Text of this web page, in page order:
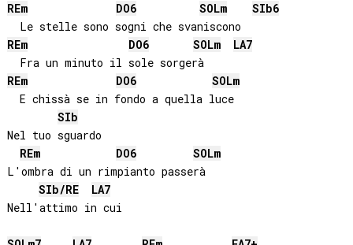
REm DO6 SOLm SIb6
REm DO6 SOLm LA7
  Fra un minuto il sole sorgerà
REm DO6 SOLm
  E chissà se in fondo a quella luce
SIb
Nel tuo sguardo
REm DO6 SOLm
L'ombra di un rimpianto passerà
SIb/RE LA7
Nell'attimo in cui